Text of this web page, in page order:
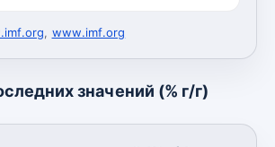
, www.imf.org
значений (% г/г)